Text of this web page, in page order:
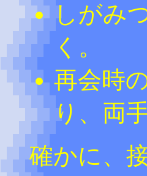
しがみ
く。
再会時
り、両
確かに、